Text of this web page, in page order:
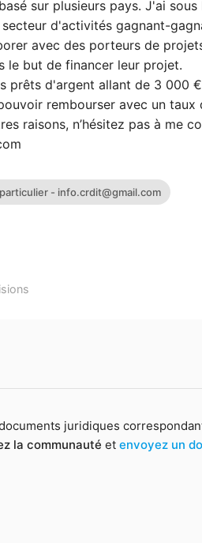
sur plusieurs pays. J'ai
d'activités gagnant-
avec des porteurs de
le but de financer leur projet.
prêts d'argent allant de 3 000
rembourser avec un
raisons, n’hésitez pas à me
- info.crdit@gmail.com
juridiques
la communauté et envoyez un